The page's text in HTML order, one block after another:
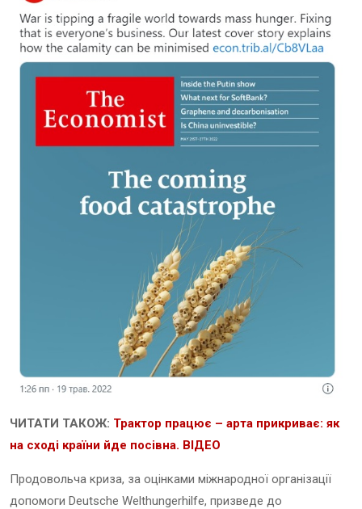
ЧИТАТИ ТАКОЖ: Трактор працює – арта прикриває: як
на сході країни йде посівна. ВІДЕО
Продовольча криза, за оцінками міжнародної організації
допомоги Deutsche Welthungerhilfe, призведе до